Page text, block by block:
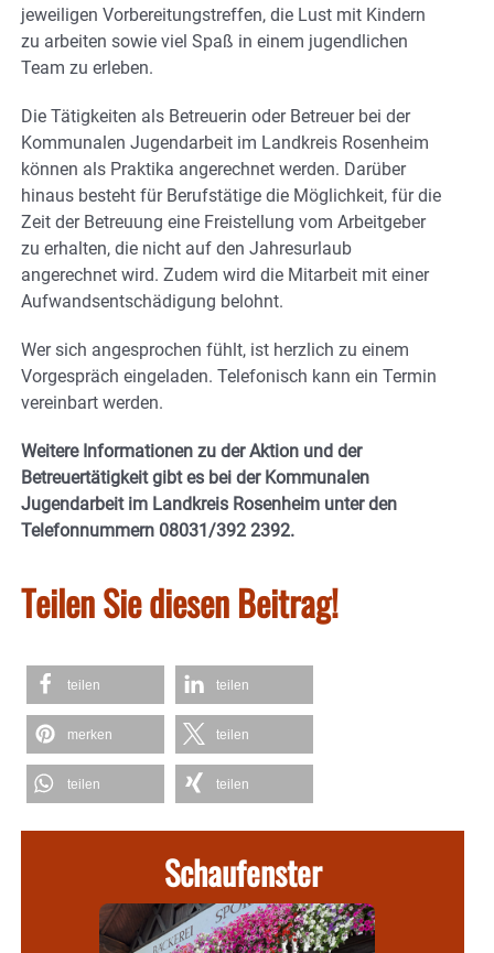
jeweiligen Vorbereitungstreffen, die Lust mit Kindern
zu arbeiten sowie viel Spaß in einem jugendlichen
Team zu erleben.
Die Tätigkeiten als Betreuerin oder Betreuer bei der
Kommunalen Jugendarbeit im Landkreis Rosenheim
können als Praktika angerechnet werden. Darüber
hinaus besteht für Berufstätige die Möglichkeit, für die
Zeit der Betreuung eine Freistellung vom Arbeitgeber
zu erhalten, die nicht auf den Jahresurlaub
angerechnet wird. Zudem wird die Mitarbeit mit einer
Aufwandsentschädigung belohnt.
Wer sich angesprochen fühlt, ist herzlich zu einem
Vorgespräch eingeladen. Telefonisch kann ein Termin
vereinbart werden.
Weitere Informationen zu der Aktion und der
Betreuertätigkeit gibt es bei der Kommunalen
Jugendarbeit im Landkreis Rosenheim unter den
Telefonnummern 08031/392 2392.
Teilen Sie diesen Beitrag!
teilen teilen
merken teilen
teilen teilen
Schaufenster